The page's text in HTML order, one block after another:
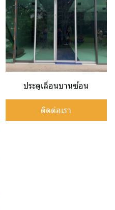
ประตูเลื่อนบานซ้อน
ติดต่อเรา